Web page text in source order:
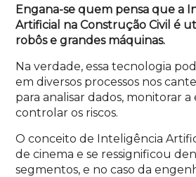
Engana-se quem pensa que a
Artificial na Construção Civil é
robôs e grandes máquinas.
Na verdade, essa tecnologia
em diversos processos nos
para analisar dados, monitorar
controlar os riscos.
O conceito de Inteligência
de cinema e se ressignificou
segmentos, e no caso da